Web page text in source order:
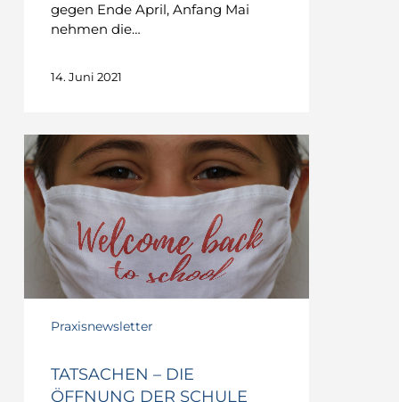
gegen Ende April, Anfang Mai
nehmen die…
14. Juni 2021
TATSACHEN
–
Die
Öffnung
der
Schule
Praxisnewsletter
TATSACHEN – DIE
ÖFFNUNG DER SCHULE